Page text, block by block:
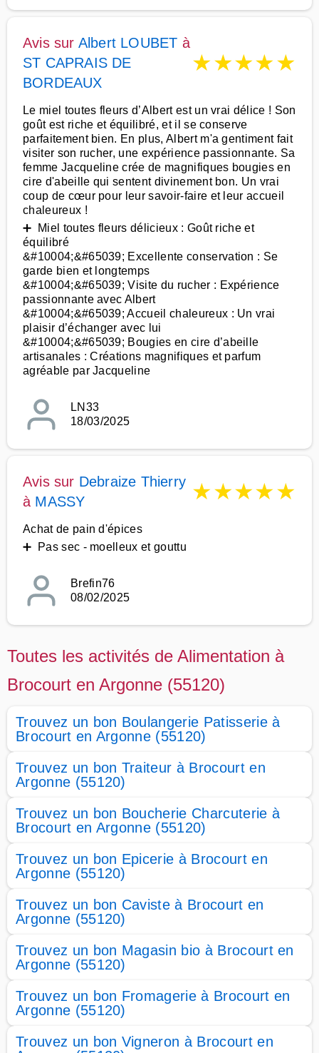
Avis sur Albert LOUBET à
ST CAPRAIS DE
BORDEAUX
★★★★★
Le miel toutes fleurs d’Albert est un vrai délice ! Son
goût est riche et équilibré, et il se conserve
parfaitement bien. En plus, Albert m'a gentiment fait
visiter son rucher, une expérience passionnante. Sa
femme Jacqueline crée de magnifiques bougies en
cire d'abeille qui sentent divinement bon. Un vrai
coup de cœur pour leur savoir-faire et leur accueil
chaleureux !
➕ Miel toutes fleurs délicieux : Goût riche et
équilibré
&#10004;&#65039; Excellente conservation : Se
garde bien et longtemps
&#10004;&#65039; Visite du rucher : Expérience
passionnante avec Albert
&#10004;&#65039; Accueil chaleureux : Un vrai
plaisir d’échanger avec lui
&#10004;&#65039; Bougies en cire d’abeille
artisanales : Créations magnifiques et parfum
agréable par Jacqueline
LN33
18/03/2025
Avis sur Debraize Thierry
à MASSY ★★★★★
Achat de pain d'épices
➕ Pas sec - moelleux et gouttu
Brefin76
08/02/2025
Toutes les activités de Alimentation à
Brocourt en Argonne (55120)
Trouvez un bon Boulangerie Patisserie à
Brocourt en Argonne (55120)
Trouvez un bon Traiteur à Brocourt en
Argonne (55120)
Trouvez un bon Boucherie Charcuterie à
Brocourt en Argonne (55120)
Trouvez un bon Epicerie à Brocourt en
Argonne (55120)
Trouvez un bon Caviste à Brocourt en
Argonne (55120)
Trouvez un bon Magasin bio à Brocourt en
Argonne (55120)
Trouvez un bon Fromagerie à Brocourt en
Argonne (55120)
Trouvez un bon Vigneron à Brocourt en